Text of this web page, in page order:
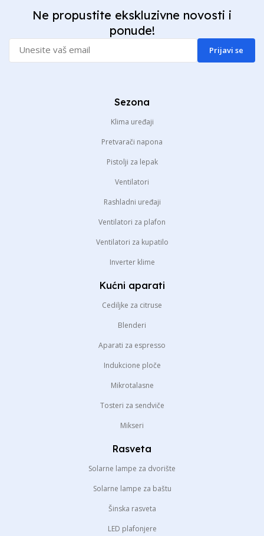
Ne propustite ekskluzivne novosti i
ponude!
Prijavi se
Sezona
Klima uređaji
Pretvarači napona
Pistolji za lepak
Ventilatori
Rashladni uređaji
Ventilatori za plafon
Ventilatori za kupatilo
Inverter klime
Kućni aparati
Cediljke za citruse
Blenderi
Aparati za espresso
Indukcione ploče
Mikrotalasne
Tosteri za sendviče
Mikseri
Rasveta
Solarne lampe za dvorište
Solarne lampe za baštu
Šinska rasveta
LED plafonjere